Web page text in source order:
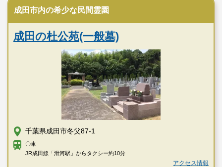
成田市内の希少な民間霊園
成田の杜公苑(一般墓)
千葉県成田市冬父87-1
〇車
JR成田線「滑河駅」からタクシー約10分
アクセス情報